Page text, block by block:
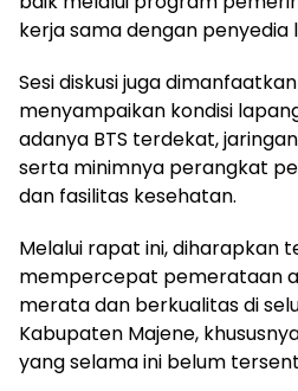
kerja sama dengan penyedia
Sesi diskusi juga
menyampaikan kondisi
adanya BTS terdekat,
serta minimnya perangkat
dan fasilitas kesehatan.
Melalui rapat ini, diharapkan
mempercepat pemerataan
merata dan berkualitas di
Kabupaten Majene,
yang selama ini belum